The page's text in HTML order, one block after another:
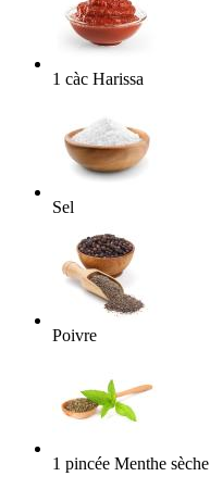
1 càc Harissa
Sel
Poivre
1 pincée Menthe sèche